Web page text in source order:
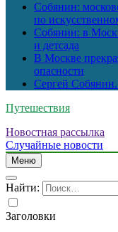
Собянин:
по
Собянин: в
и детсада
В Москве
опасности
Сергей Собянин.
Путешествия
Новостная рассылка
Случайные новости
Меню
Найти:
Заголовки